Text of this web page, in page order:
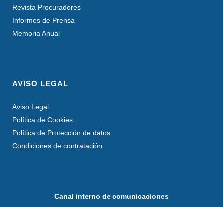
Revista Procuradores
Informes de Prensa
Memoria Anual
AVISO LEGAL
Aviso Legal
Política de Cookies
Política de Protección de datos
Condiciones de contratación
Canal interno de comunicaciones